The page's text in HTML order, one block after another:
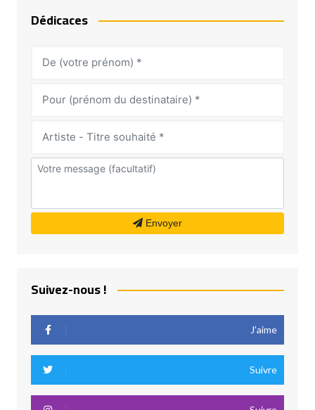
Dédicaces
Envoyer
Suivez-nous !
J’aime
Suivre